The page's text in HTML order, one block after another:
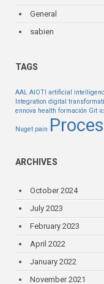
General
sabien
TAGS
AAL AIOTI artificial
Integration digital
ennova health formación Git
Nuget pain
ARCHIVES
October 2024
July 2023
February 2023
April 2022
January 2022
November 2021